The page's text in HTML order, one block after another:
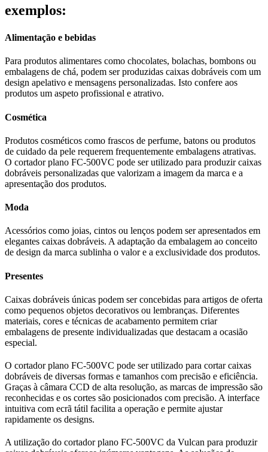
exemplos:
Alimentação e bebidas
Para produtos alimentares como chocolates, bolachas, bombons ou
embalagens de chá, podem ser produzidas caixas dobráveis com um
design apelativo e mensagens personalizadas. Isto confere aos
produtos um aspeto profissional e atrativo.
Cosmética
Produtos cosméticos como frascos de perfume, batons ou produtos
de cuidado da pele requerem frequentemente embalagens atrativas.
O cortador plano FC-500VC pode ser utilizado para produzir caixas
dobráveis personalizadas que valorizam a imagem da marca e a
apresentação dos produtos.
Moda
Acessórios como joias, cintos ou lenços podem ser apresentados em
elegantes caixas dobráveis. A adaptação da embalagem ao conceito
de design da marca sublinha o valor e a exclusividade dos produtos.
Presentes
Caixas dobráveis únicas podem ser concebidas para artigos de oferta
como pequenos objetos decorativos ou lembranças. Diferentes
materiais, cores e técnicas de acabamento permitem criar
embalagens de presente individualizadas que destacam a ocasião
especial.
O cortador plano FC-500VC pode ser utilizado para cortar caixas
dobráveis de diversas formas e tamanhos com precisão e eficiência.
Graças à câmara CCD de alta resolução, as marcas de impressão são
reconhecidas e os cortes são posicionados com precisão. A interface
intuitiva com ecrã tátil facilita a operação e permite ajustar
rapidamente os designs.
A utilização do cortador plano FC-500VC da Vulcan para produzir